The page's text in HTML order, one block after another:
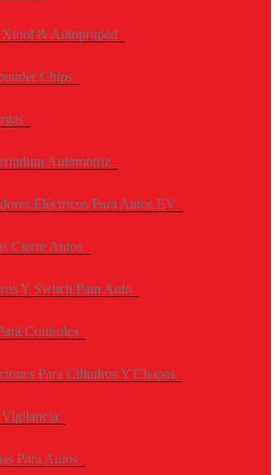
Xtool & Autopropad
Chips
Automotriz
Eléctricos Para Autos EV
Cierre Autos
Y Switch Para Auto
Controles
Para Cilindros Y Chapas
Para Autos